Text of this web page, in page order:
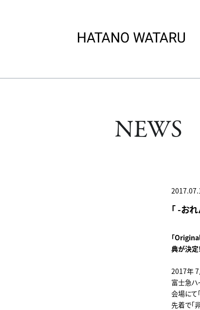
NEWS
「 -お
「
典が決定
2017年 7
富士急ハ
会場にて
先着で「